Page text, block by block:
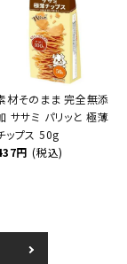
材そのまま 完全無添
ササミ パリッと 極薄
ップス 50g
円 (税込)